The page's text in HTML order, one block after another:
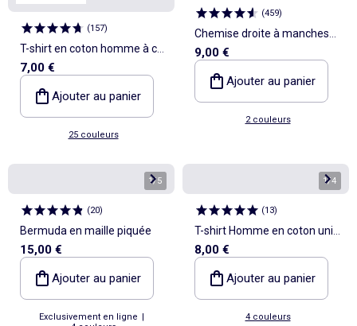
(157)
T-shirt en coton homme à col
rond avec motif imprimé
7,00 €
Ajouter au panier
25 couleurs
(459)
Chemise droite à manches
courtes
9,00 €
Ajouter au panier
2 couleurs
1/5
(20)
Bermuda en maille piquée
15,00 €
Ajouter au panier
Exclusivement en ligne |
1/4
(13)
T-shirt Homme en coton uni
à col rond
8,00 €
Ajouter au panier
4 couleurs